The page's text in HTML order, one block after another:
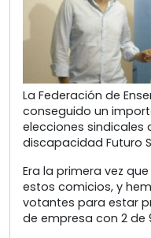
La Federación de
conseguido un
elecciones sindicales
discapacidad Futuro
Era la primera vez
estos comicios, y
votantes para estar
de empresa con 2 de